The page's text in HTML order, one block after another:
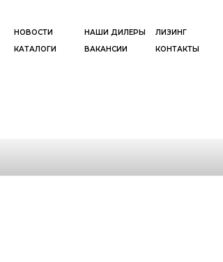
НОВОСТИ НАШИ ДИЛЕРЫ ЛИЗИНГ
КАТАЛОГИ ВАКАНСИИ КОНТАКТЫ